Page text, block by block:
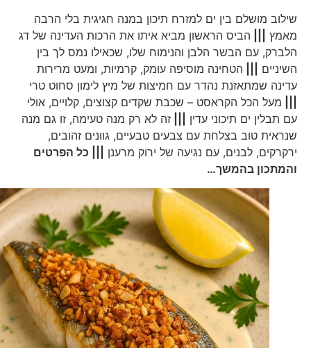
שילוב מושלם בין ים למזרח תיכון במנה חגיגית בלי הרבה
מאמץ|||
הביס הראשון מביא איתו את הרכות העדינה של דג
הלברק, עם הבשר הלבן והנימוח שלו, שכאילו נמס לך בין
השיניים|||
הטחינה מוסיפה עומק, קרמיות, ומעט מרירות
עדינה שמתאזנת נהדר עם חמיצות של מיץ לימון סחוט טרי
מעל הכל הקראסט – שכבת שקדים קצוצים, קלויים, אולי
עם תבלין ים תיכוני עדין|||
זה לא רק מנה טעימה, זו גם מנה
שנראית טוב בצלחת עם צבעים טבעיים, גוונים זהובים,
ירקרקים, לבנים, עם נגיעה של ירוק מרענן||| כל הפרטים
והמתכון בהמשך…